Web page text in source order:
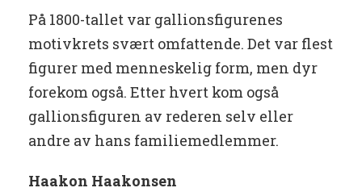
På 1800-tallet var gallionsfigurenes
motivkrets svært omfattende. Det var flest
figurer med menneskelig form, men dyr
forekom også. Etter hvert kom også
gallionsfiguren av rederen selv eller
andre av hans familiemedlemmer.
Haakon Haakonsen